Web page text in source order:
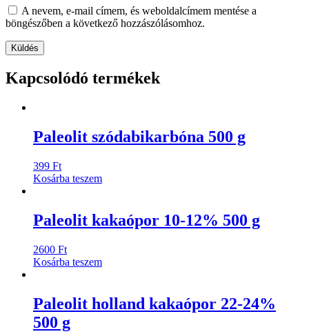
A nevem, e-mail címem, és weboldalcímem mentése a
böngészőben a következő hozzászólásomhoz.
Kapcsolódó termékek
Paleolit szódabikarbóna 500 g
399 Ft
Kosárba teszem
Paleolit kakaópor 10-12% 500 g
2600 Ft
Kosárba teszem
Paleolit holland kakaópor 22-24%
500 g